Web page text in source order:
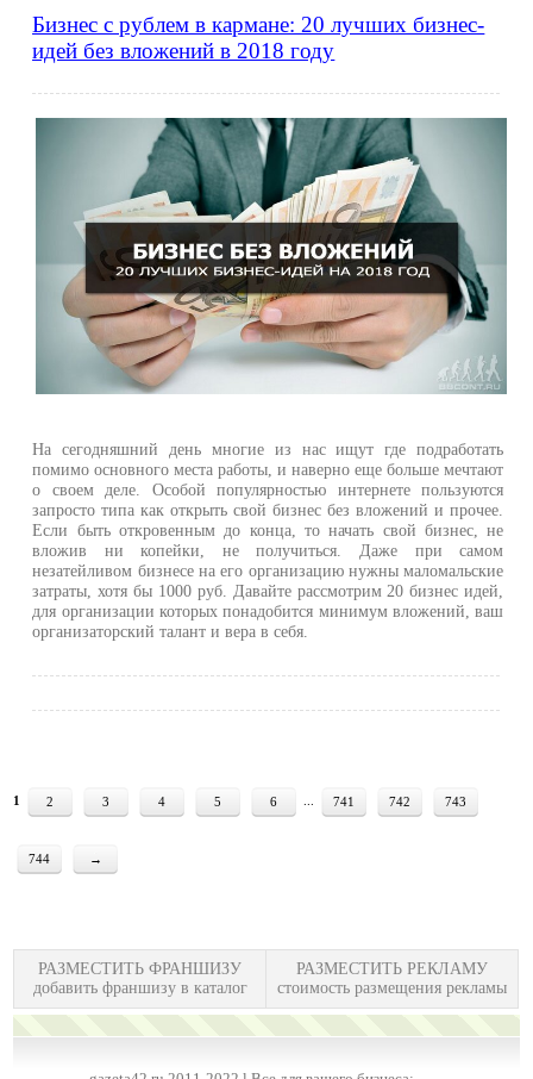
Бизнес с рублем в кармане: 20 лучших бизнес-
идей без вложений в 2018 году
На сегодняшний день многие из нас ищут где подработать
помимо основного места работы, и наверно еще больше мечтают
о своем деле. Особой популярностью интернете пользуются
запросто типа как открыть свой бизнес без вложений и прочее.
Если быть откровенным до конца, то начать свой бизнес, не
вложив ни копейки, не получиться. Даже при самом
незатейливом бизнесе на его организацию нужны маломальские
затраты, хотя бы 1000 руб. Давайте рассмотрим 20 бизнес идей,
для организации которых понадобится минимум вложений, ваш
организаторский талант и вера в себя.
1 2 3 4 5 6 741 742 743
744 →
РАЗМЕСТИТЬ ФРАНШИЗУ
добавить франшизу в каталог
РАЗМЕСТИТЬ РЕКЛАМУ
стоимость размещения рекламы